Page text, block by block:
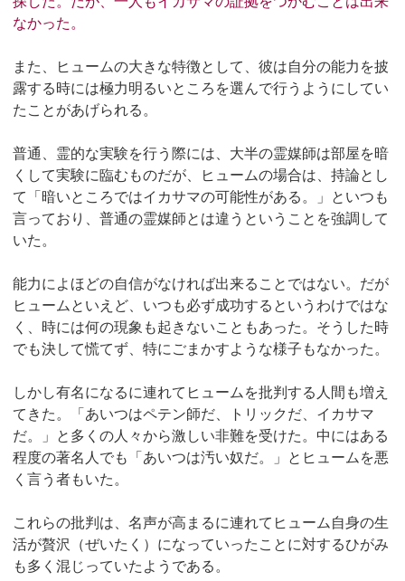
なかった。
また、ヒュームの大きな特徴として、彼は自分の能力を披
露する時には極力明るいところを選んで行うようにしてい
たことがあげられる。
普通、霊的な実験を行う際には、大半の霊媒師は部屋を暗
くして実験に臨むものだが、ヒュームの場合は、持論とし
て「暗いところではイカサマの可能性がある。」といつも
言っており、普通の霊媒師とは違うということを強調して
いた。
能力によほどの自信がなければ出来ることではない。だが
ヒュームといえど、いつも必ず成功するというわけではな
く、時には何の現象も起きないこともあった。そうした時
でも決して慌てず、特にごまかすような様子もなかった。
しかし有名になるに連れてヒュームを批判する人間も増え
てきた。「あいつはペテン師だ、トリックだ、イカサマ
だ。」と多くの人々から激しい非難を受けた。中にはある
程度の著名人でも「あいつは汚い奴だ。」とヒュームを悪
く言う者もいた。
これらの批判は、名声が高まるに連れてヒューム自身の生
活が贅沢（ぜいたく）になっていったことに対するひがみ
も多く混じっていたようである。